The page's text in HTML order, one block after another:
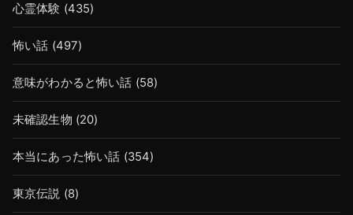
心霊体験 (435)
怖い話 (497)
意味がわかると怖い話 (58)
未確認生物 (20)
本当にあった怖い話 (354)
東京伝説 (8)